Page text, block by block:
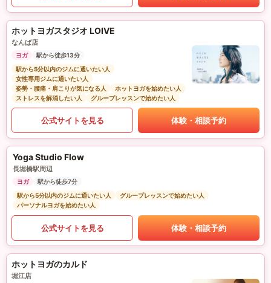
ホットヨガスタジオ LOIVE
なんば店
ヨガ
駅から徒歩13分
駅から5分以内のジムに通いたい人
女性専用ジムに通いたい人
姿勢・腰痛・肩こりが気になる人
ホットヨガを始めたい人
ストレスを解消したい人
グループレッスンで始めたい人
公式サイトを見る 体験・相談予約
Yoga Studio Flow
長堀橋駅周辺
ヨガ
駅から徒歩7分
駅から5分以内のジムに通いたい人
グループレッスンで始めたい人
パーソナルヨガを始めたい人
公式サイトを見る 体験・相談予約
ホットヨガのカルド
堀江店